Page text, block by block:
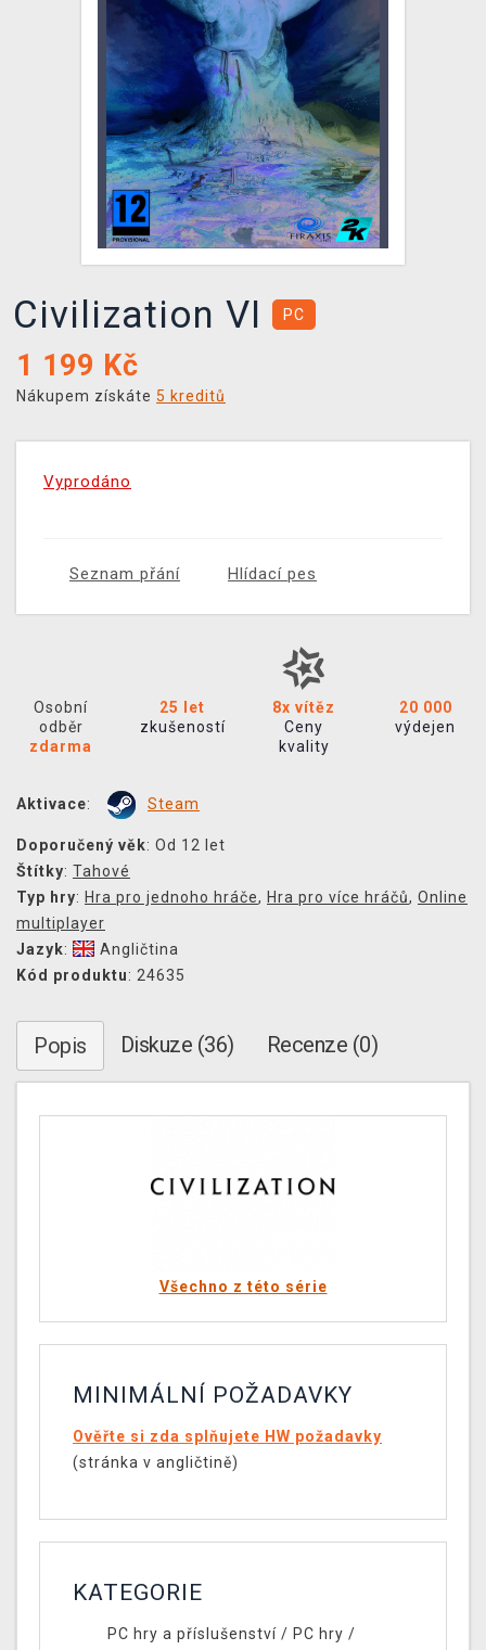
XZONE KLUB
TCG & BOARDGAME HUB
VÝKUP HER (BAZAR)
Civilization VI PC
1 199 Kč
Nákupem získáte 5 kreditů
Vyprodáno
Seznam přání Hlídací pes
Osobní
odběr
zdarma
25 let
zkušeností
8x vítěz
Ceny
kvality
20 000
výdejen
Aktivace: Steam
Doporučený věk: Od 12 let
Štítky: Tahové
Typ hry: Hra pro jednoho hráče, Hra pro více hráčů, Online
multiplayer
Jazyk:
Angličtina
Kód produktu: 24635
Popis Diskuze (36) Recenze (0)
Všechno z této série
MINIMÁLNÍ POŽADAVKY
Ověřte si zda splňujete HW požadavky
(stránka v angličtině)
KATEGORIE
PC hry a příslušenství/ PC hry /